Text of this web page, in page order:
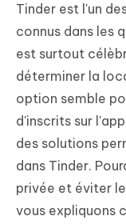
Editor
iAnyGo
Tinder est l'un
connus dans les
est surtout
déterminer la
option semble
d'inscrits sur
des solutions
dans Tinder.
privée et éviter
vous expliquons